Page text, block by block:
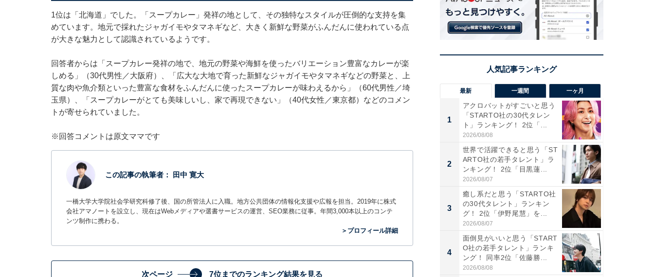
1位は「北海道」でした。「スープカレー」発祥の地として、その独特なスタイルが圧倒的な支持を集
めています。地元で採れたジャガイモやタマネギなど、大きく新鮮な野菜がふんだんに使われている点
が大きな魅力として認識されているようです。
回答者からは「スープカレー発祥の地で、地元の野菜や海鮮を使ったバリエーション豊富なカレーが楽
しめる」（30代男性／大阪府）、「広大な大地で育った新鮮なジャガイモやタマネギなどの野菜と、上
質な肉や魚介類といった豊富な食材をふんだんに使ったスープカレーが味わえるから」（60代男性／埼
玉県）、「スープカレーがとても美味しいし、家で再現できない」（40代女性／東京都）などのコメン
トが寄せられていました。
※回答コメントは原文ママです
この記事の執筆者： 田中 寛大
一橋大学大学院社会学研究科修了後、国の所管法人に入職。地方公共団体の情報化支援や広報を担当。2019年に株式
会社アマノートを設立し、現在はWebメディアや選書サービスの運営、SEO業務に従事。年間3,000本以上のコンテ
ンツ制作に携わる。
＞プロフィール詳細
次ページ 7位までのランキング結果を見る
最新 一週間 一ヶ月
1
アクロバットがすごいと思う
「STARTO社の30代タレン
ト」ランキング！ 2位「...
2026/08/08
2
世界で活躍できると思う「ST
ARTO社の若手タレント」ラ
ンキング！ 2位「目黒蓮...
2026/08/07
3
癒し系だと思う「STARTO社
の30代タレント」ランキン
グ！ 2位「伊野尾慧」を...
2026/08/07
4
面倒見がいいと思う「START
O社の若手タレント」ランキ
ング！ 同率2位「佐藤勝...
2026/08/08